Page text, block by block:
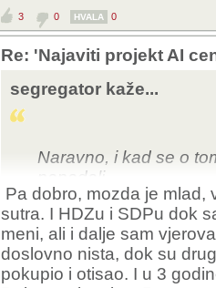
količine
koliko cijeli
stanovnike i
državama
centara.
stvara
uvoze
Okoliš i
generatori
3 0 HVALA 0
Re: 'Najaviti projekt AI
segregator kaže...
Naravno, i kad se o
napadali
Pa dobro, mozda je mlad,
sutra. I HDZu i SDPu dok
meni, ali i dalje sam
doslovno nista, dok su
pokupio i otisao. I u 3